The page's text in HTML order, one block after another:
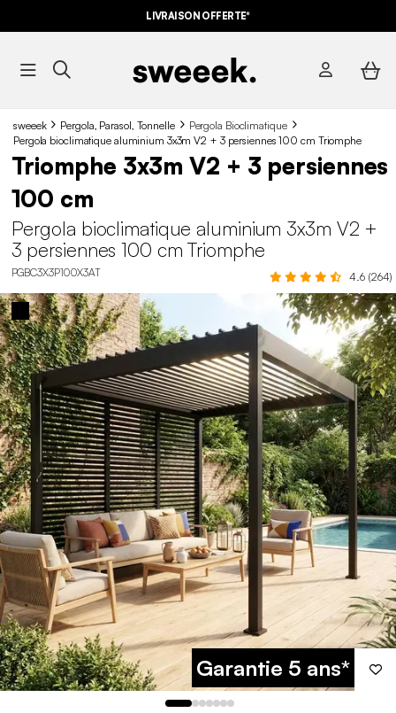
LIVRAISON OFFERTE*
sweeek Pergola, Parasol, Tonnelle
Pergola Bioclimatique
Pergola bioclimatique aluminium 3x3m V2 + 3 persiennes 100 cm Triomphe
Triomphe 3x3m V2 + 3 persiennes
100 cm
Pergola bioclimatique aluminium 3x3m V2 +
3 persiennes 100 cm Triomphe
PGBC3X3P100X3AT 4.6 (264)
Garantie 5 ans*